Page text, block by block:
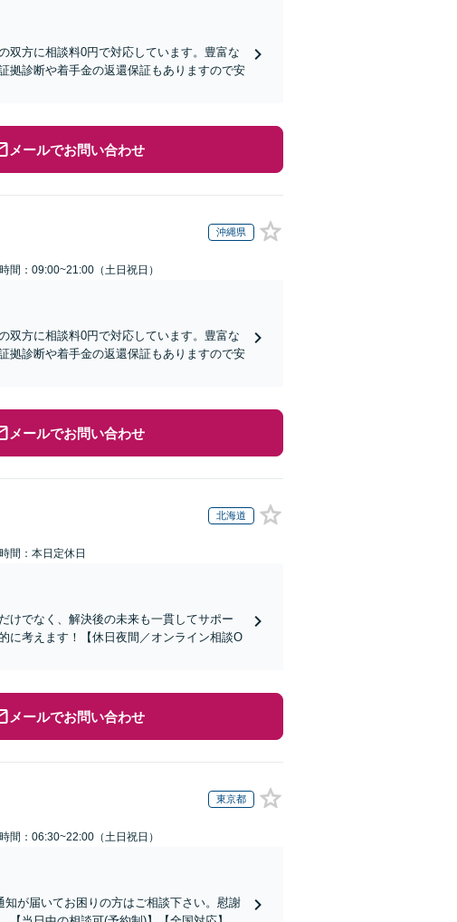
双方に相談料0円で対応しています。豊富な
拠診断や着手金の返還保証もありますので安
メールでお問い合わせ
沖縄県
間：09:00~21:00（土日祝日）
双方に相談料0円で対応しています。豊富な
拠診断や着手金の返還保証もありますので安
メールでお問い合わせ
北海道
間：本日定休日
けでなく、解決後の未来も一貫してサポー
に考えます！【休日夜間／オンライン相談O
メールでお問い合わせ
東京都
間：06:30~22:00（土日祝日）
知が届いてお困りの方はご相談下さい。慰謝